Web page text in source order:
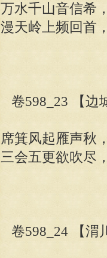
万水千山音信希
漫天岭上频回首
卷598_23 【边
席箕风起雁声秋
三会五更欲吹尽
卷598_24 【渭